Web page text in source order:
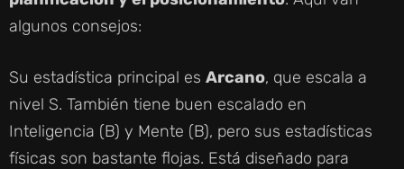
algunos consejos:
Su estadística principal es Arcano, que escala a
nivel S. También tiene buen escalado en
Inteligencia (B) y Mente (B), pero sus estadísticas
físicas son bastante flojas. Está diseñado para